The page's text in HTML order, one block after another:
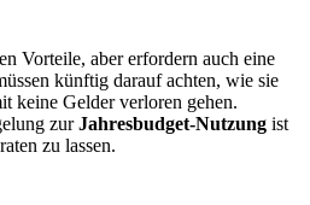
Vorteile, aber erfordern auch eine
künftig darauf achten, wie sie
keine Gelder verloren gehen.
zurJahresbudget-Nutzung ist
zu lassen.